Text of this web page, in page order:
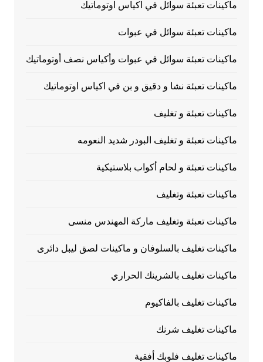
ماكينات تعبئة سوائل في اكياس اوتوماتيك
ماكينات تعبئة سوائل في عبوات
ماكينات تعبئة سوائل في عبوات وأكياس نصف أوتوماتيك
ماكينات تعبئة نشا و دقيق و بن في اكياس اوتوماتيك
ماكينات تعبئة و تغليف
ماكينات تعبئة و تغليف البودر شديد النعومه
ماكينات تعبئة و لحام أكواب بلاستيكية
ماكينات تعبئة وتغليف
ماكينات تعبئة وتغليف ماركة المهندس منسى
ماكينات تغليف بالسلوفان و ماكينات لصق ليبل دائرى
ماكينات تغليف بالشرينك الحراري
ماكينات تغليف بالفاكيوم
ماكينات تغليف شرنك
ماكينات تغليف فلوبك أفقية